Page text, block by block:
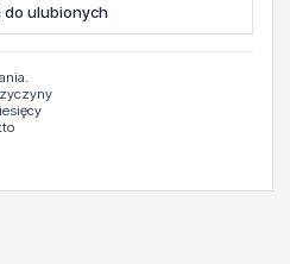
ulubionych